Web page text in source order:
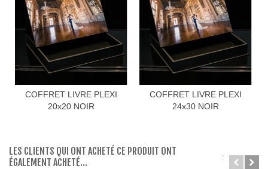
COFFRET LIVRE PLEXI
20x20 NOIR
COFFRET LIVRE PLEXI
24x30 NOIR
LES CLIENTS QUI ONT ACHETÉ CE PRODUIT ONT
ÉGALEMENT ACHETÉ...